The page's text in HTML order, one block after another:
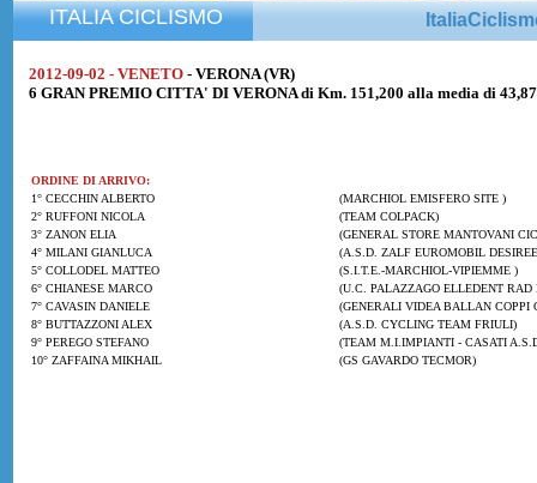
ITALIA CICLISMO
2012-09-02 - VENETO - VERONA (VR)
6 GRAN PREMIO CITTA' DI VERONA di Km. 151,200 alla media di
ORDINE DI ARRIVO:
1° CECCHIN ALBERTO
(MARCHIOL EMISFERO SITE )
2° RUFFONI NICOLA
(TEAM COLPACK)
3° ZANON ELIA
(GENERAL STORE MANTOVANI
4° MILANI GIANLUCA
(A.S.D. ZALF EUROMOBIL
5° COLLODEL MATTEO
(S.I.T.E.-MARCHIOL-VIPIEMME )
6° CHIANESE MARCO
(U.C. PALAZZAGO ELLEDENT RAD
7° CAVASIN DANIELE
(GENERALI VIDEA BALLAN COPPI
8° BUTTAZZONI ALEX
(A.S.D. CYCLING TEAM FRIULI)
9° PEREGO STEFANO
(TEAM M.I.IMPIANTI - CASATI
10° ZAFFAINA MIKHAIL
(GS GAVARDO TECMOR)